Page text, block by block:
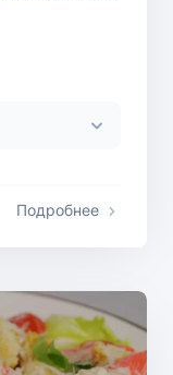
Подробнее